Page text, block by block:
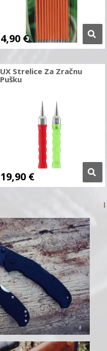
4,90 €
UX Strelice Za Zračnu
Pušku
19,90 €